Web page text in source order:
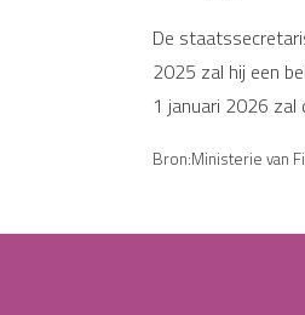
De
2025 zal hij een
1 januari 2026
Bron:Ministerie van